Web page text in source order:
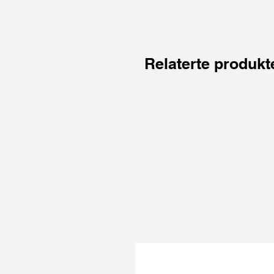
Relaterte